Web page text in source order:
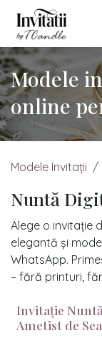
Sari la conținut
Modele
online
Modele Invitații
Nuntă
Alege o invitație
elegantă și
WhatsApp.
– fără printuri,
Invitație
Ametist de